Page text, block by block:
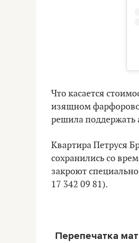
Что касается
изящном
решила поддержать
Квартира Петруся
сохранились со
закроют
17 342 09 81).
Перепечатка